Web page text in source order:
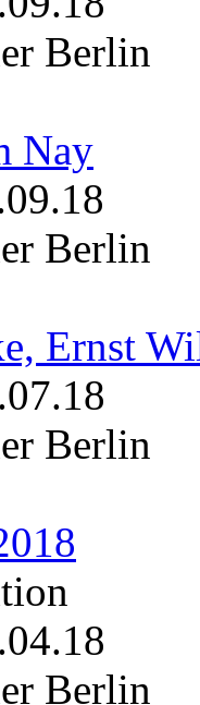
Berlin
Nay
Berlin
Ernst
Berlin
Berlin